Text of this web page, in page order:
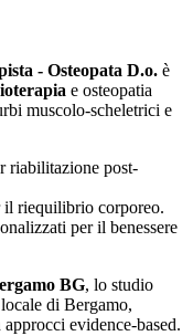
- Osteopata D.o. è
e osteopatia
muscolo-scheletrici e
riabilitazione post-
il riequilibrio corporeo.
per il benessere
BG, lo studio
di Bergamo,
evidence-based.